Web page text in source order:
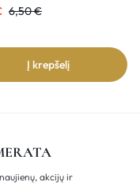
6,50€
Į krepšelį
akcijų ir